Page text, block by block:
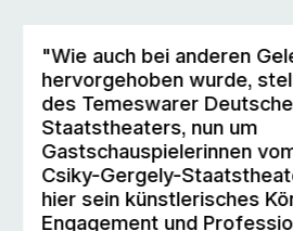
"Wie auch bei anderen
hervorgehoben wurde,
des Temeswarer
Staatstheaters, nun um
Gastschauspielerinnen
Csiky-Gergely-
hier sein künstlerisches
Engagement und